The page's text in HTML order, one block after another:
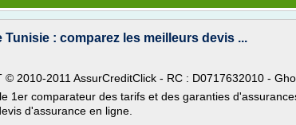
Tunisie : comparez les meilleurs devis ...
© 2010-2011 AssurCreditClick - RC : D0717632010 -
1er comparateur des tarifs et des garanties
d'assurance en ligne.